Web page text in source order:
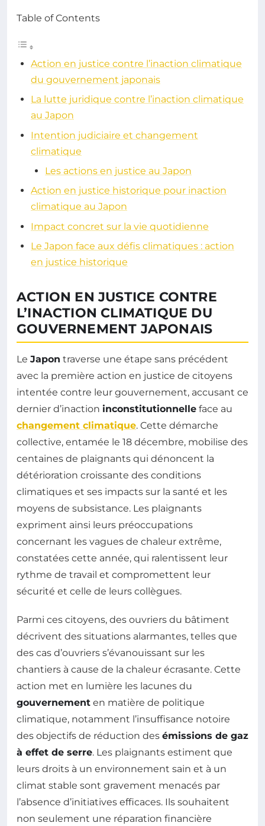
Table of Contents
Action en justice contre l’inaction climatique
du gouvernement japonais
La lutte juridique contre l’inaction climatique
au Japon
Intention judiciaire et changement
climatique
Les actions en justice au Japon
Action en justice historique pour inaction
climatique au Japon
Impact concret sur la vie quotidienne
Le Japon face aux défis climatiques : action
en justice historique
ACTION EN JUSTICE CONTRE
L’INACTION CLIMATIQUE DU
GOUVERNEMENT JAPONAIS
Le Japon traverse une étape sans précédent
avec la première action en justice de citoyens
intentée contre leur gouvernement, accusant ce
dernier d’inaction inconstitutionnelle face au
changement climatique. Cette démarche
collective, entamée le 18 décembre, mobilise des
centaines de plaignants qui dénoncent la
détérioration croissante des conditions
climatiques et ses impacts sur la santé et les
moyens de subsistance. Les plaignants
expriment ainsi leurs préoccupations
concernant les vagues de chaleur extrême,
constatées cette année, qui ralentissent leur
rythme de travail et compromettent leur
sécurité et celle de leurs collègues.
Parmi ces citoyens, des ouvriers du bâtiment
décrivent des situations alarmantes, telles que
des cas d’ouvriers s’évanouissant sur les
chantiers à cause de la chaleur écrasante. Cette
action met en lumière les lacunes du
gouvernement en matière de politique
climatique, notamment l’insuffisance notoire
des objectifs de réduction des émissions de gaz
à effet de serre. Les plaignants estiment que
leurs droits à un environnement sain et à un
climat stable sont gravement menacés par
l’absence d’initiatives efficaces. Ils souhaitent
non seulement une réparation financière